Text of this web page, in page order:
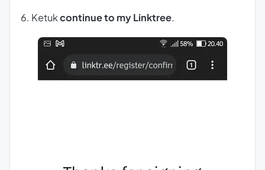
6. Ketukcontinue to my Linktree.